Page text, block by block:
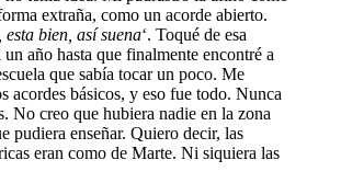
extraña, como un acorde abierto.
esta bien, así suena‘. Toqué de esa
año hasta que finalmente encontré a
que sabía tocar un poco. Me
acordes básicos, y eso fue todo. Nunca
No creo que hubiera nadie en la zona
pudiera enseñar. Quiero decir, las
eran como de Marte. Ni siquiera las